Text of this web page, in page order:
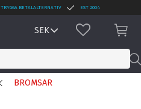
TRYGGA BETALALTERNATIV EST 2004
FAVORITES
BROMSAR